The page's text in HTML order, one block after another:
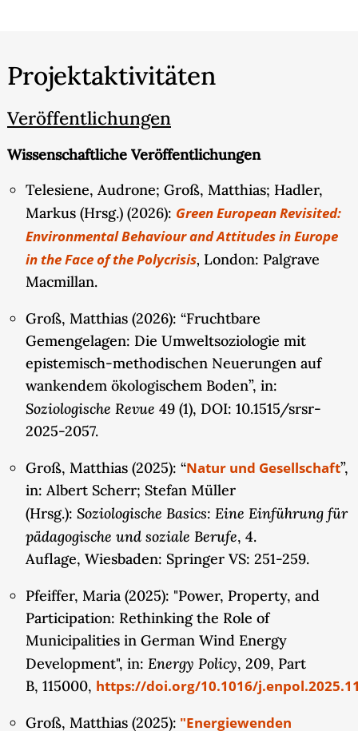
technischen „Verfügbarmachens“), neben
technologisch fundierten Unsicherheiten und
Wissenslücken, auch eine gewisse
„Eigentumsvergessenheit“ in Form von
strategischem Ausblenden („strategisches
werden. Dieses „strategische Nichtwissen“ scheint
u.a. vom Bestreben staatlicher und wirtschaftlicher
Akteure zu rühren, den Ausbau und die
ökonomische Nutzung der Ressourcen Wind und
Erdwärme nicht durch Konflikte zu gefährden. Es
konnte außerdem herausgearbeitet werden, dass
die Inwertsetzung der Ressource Wind als eine
Verkettung von Eigentumsobjekten
(property chains) verstanden werden kann,
wodurch die rechtliche Verfasstheit von Wind als
Gemeineigentum irrelevant gemacht wird. Im
Hinblick auf die Verkettung von
Eigentumsobjekten sind neben den Windturbinen
und dem Stück Land auf dem sie jeweils stehen
auch
Kommunikationsinfrastrukturen, angrenzende
Straßennetze, Stromnetze und internationale
Verfügungsrechte über Land von Bedeutung. Diese
Eigentumskette ist als sozio-technische
Konstellation zu verstehen, die in sich wandelnde
ökonomische, politische, ökologische, kulturelle
und rechtliche Kontexte eingebettet ist.
Hierauf aufbauend ist es nun Ziel der zweiten
Projektaktivitäten
Veröffentlichungen
Wissenschaftliche Veröffentlichungen
Telesiene, Audrone; Groß, Matthias; Hadler,
Markus (Hrsg.) (2026): Green European Revisited:
Environmental Behaviour and Attitudes in Europe
in the Face of the Polycrisis, London: Palgrave
Macmillan.
Groß, Matthias (2026): “Fruchtbare
Gemengelagen: Die Umweltsoziologie mit
epistemisch-methodischen Neuerungen auf
wankendem ökologischem Boden”, in:
Soziologische Revue 49 (1), DOI: 10.1515/srsr-
2025-2057.
Groß, Matthias (2025): “Natur und Gesellschaft”,
in: Albert Scherr; Stefan Müller
(Hrsg.): Soziologische Basics: Eine Einführung für
pädagogische und soziale Berufe, 4.
Auflage, Wiesbaden: Springer VS: 251-259.
Pfeiffer, Maria (2025): "Power, Property, and
Participation: Rethinking the Role of
Municipalities in German Wind Energy
Development", in: Energy Policy, 209, Part
B, 115000, https://doi.org/10.1016/
Groß, Matthias (2025): "Energiewenden